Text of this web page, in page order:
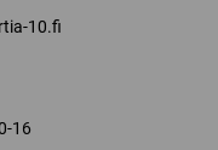
10.fi
16